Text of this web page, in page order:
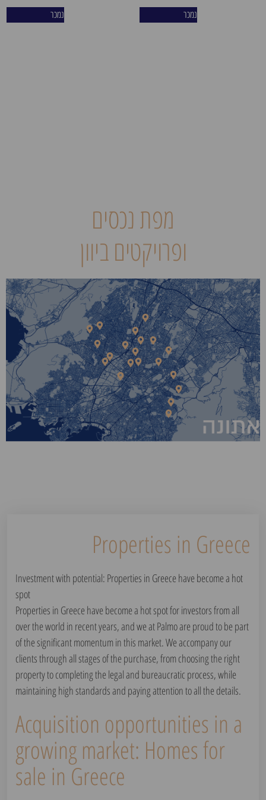
שכונת פריסטרי – "צפון תל
אביב של אתונה". בחירתם
נמכר נמכר
מפת נכסים
ופרויקטים ביוון
Properties in Greece
Investment with potential: Properties in Greece have become a hot
spot
Properties in Greece have become a hot spot for investors from all
over the world in recent years, and we at Palmo are proud to be part
of the significant momentum in this market. We accompany our
clients through all stages of the purchase, from choosing the right
property to completing the legal and bureaucratic process, while
maintaining high standards and paying attention to all the details.
Acquisition opportunities in a
growing market: Homes for
sale in Greece